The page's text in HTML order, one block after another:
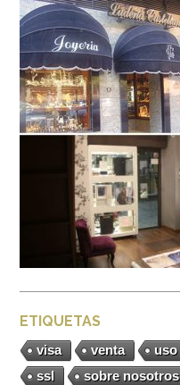
ETIQUETAS
visa venta uso
ssl
sobre nosotros